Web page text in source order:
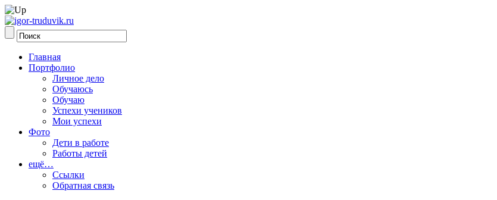
Главная
Портфолио
Личное дело
Обучаюсь
Обучаю
Успехи учеников
Мои успехи
Фото
Дети в работе
Работы детей
ещё…
Ссылки
Обратная связь